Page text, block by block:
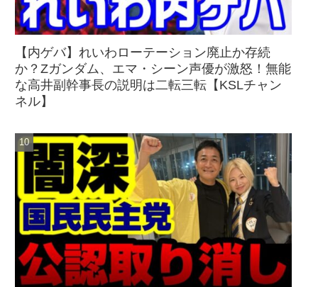
【内ゲバ】れいわローテーション廃止か存続
か？Zガンダム、エマ・シーン声優が激怒！無能
な高井副幹事長の説明は二転三転【KSLチャン
ネル】